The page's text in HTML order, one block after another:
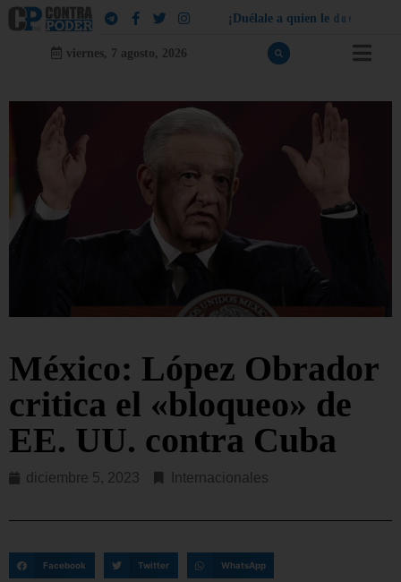
¡ Dué a e a quien e d u e
viernes, 7 agosto, 2026
México: López Obrador
critica el «bloqueo» de
EE. UU. contra Cuba
diciembre 5, 2023 Internacionales
Facebook Twitter WhatsApp